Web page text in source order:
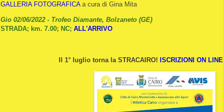
GALLERIA FOTOGRAFICAa cura di Gina Mita
Gio 02/06/2022 - Trofeo Diamante, Bolzaneto (GE)
STRADA; km. 7.00; NC; ALL'ARRIVO
Il 1° luglio torna la STRACAIRO! ISCRIZIONI ON LINE